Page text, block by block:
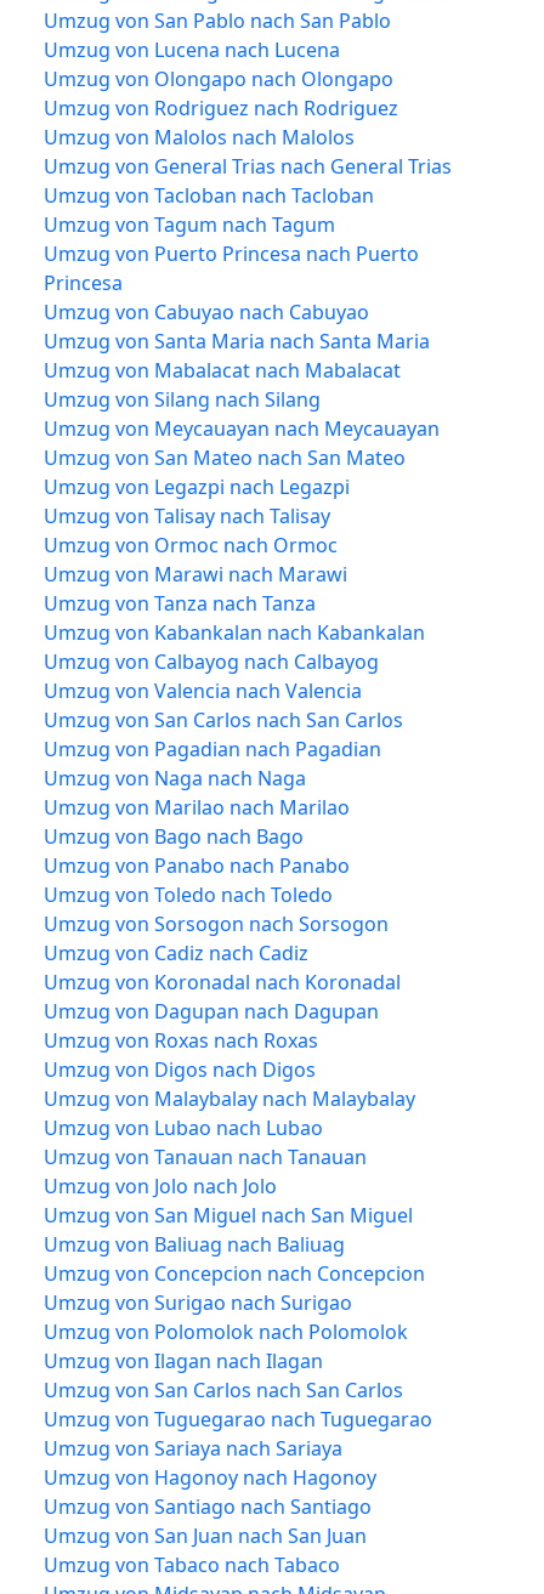
Umzug von San Pablo nach San Pablo
Umzug von Lucena nach Lucena
Umzug von Olongapo nach Olongapo
Umzug von Rodriguez nach Rodriguez
Umzug von Malolos nach Malolos
Umzug von General Trias nach General Trias
Umzug von Tacloban nach Tacloban
Umzug von Tagum nach Tagum
Umzug von Puerto Princesa nach Puerto
Princesa
Umzug von Cabuyao nach Cabuyao
Umzug von Santa Maria nach Santa Maria
Umzug von Mabalacat nach Mabalacat
Umzug von Silang nach Silang
Umzug von Meycauayan nach Meycauayan
Umzug von San Mateo nach San Mateo
Umzug von Legazpi nach Legazpi
Umzug von Talisay nach Talisay
Umzug von Ormoc nach Ormoc
Umzug von Marawi nach Marawi
Umzug von Tanza nach Tanza
Umzug von Kabankalan nach Kabankalan
Umzug von Calbayog nach Calbayog
Umzug von Valencia nach Valencia
Umzug von San Carlos nach San Carlos
Umzug von Pagadian nach Pagadian
Umzug von Naga nach Naga
Umzug von Marilao nach Marilao
Umzug von Bago nach Bago
Umzug von Panabo nach Panabo
Umzug von Toledo nach Toledo
Umzug von Sorsogon nach Sorsogon
Umzug von Cadiz nach Cadiz
Umzug von Koronadal nach Koronadal
Umzug von Dagupan nach Dagupan
Umzug von Roxas nach Roxas
Umzug von Digos nach Digos
Umzug von Malaybalay nach Malaybalay
Umzug von Lubao nach Lubao
Umzug von Tanauan nach Tanauan
Umzug von Jolo nach Jolo
Umzug von San Miguel nach San Miguel
Umzug von Baliuag nach Baliuag
Umzug von Concepcion nach Concepcion
Umzug von Surigao nach Surigao
Umzug von Polomolok nach Polomolok
Umzug von Ilagan nach Ilagan
Umzug von San Carlos nach San Carlos
Umzug von Tuguegarao nach Tuguegarao
Umzug von Sariaya nach Sariaya
Umzug von Hagonoy nach Hagonoy
Umzug von Santiago nach Santiago
Umzug von San Juan nach San Juan
Umzug von Tabaco nach Tabaco